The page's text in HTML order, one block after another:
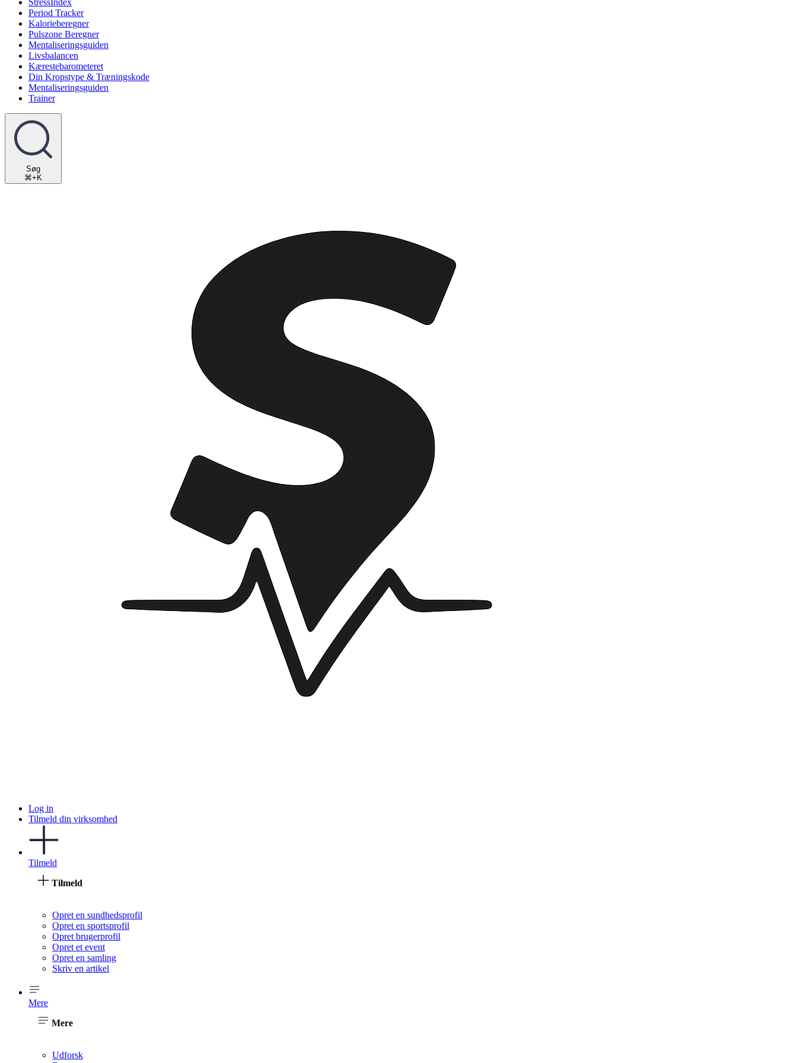
StressIndex
Period Tracker
Kalorieberegner
Pulszone Beregner
Mentaliseringsguiden
Livsbalancen
Kærestebarometeret
Din Kropstype & Træningskode
Mentaliseringsguiden
Trainer
Søg
⌘+K
Log in
Tilmeld din virksomhed
Tilmeld
Tilmeld
Opret en sundhedsprofil
Opret en sportsprofil
Opret brugerprofil
Opret et event
Opret en samling
Skriv en artikel
Mere
Mere
Udforsk